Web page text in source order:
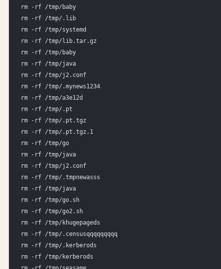
rm -rf /tmp/baby
rm -rf /tmp/.lib
rm -rf /tmp/systemd
rm -rf /tmp/lib.tar.gz
rm -rf /tmp/baby
rm -rf /tmp/java
rm -rf /tmp/j2.conf
rm -rf /tmp/.mynews1234
rm -rf /tmp/a3e12d
rm -rf /tmp/.pt
rm -rf /tmp/.pt.tgz
rm -rf /tmp/.pt.tgz.1
rm -rf /tmp/go
rm -rf /tmp/java
rm -rf /tmp/j2.conf
rm -rf /tmp/.tmpnewasss
rm -rf /tmp/java
rm -rf /tmp/go.sh
rm -rf /tmp/go2.sh
rm -rf /tmp/khugepageds
rm -rf /tmp/.censusqqqqqqqqq
rm -rf /tmp/.kerberods
rm -rf /tmp/kerberods